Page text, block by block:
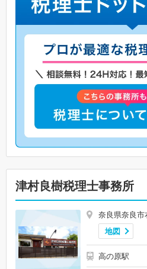
津村良樹税理士事務所
奈良県奈良
地図
高の原駅